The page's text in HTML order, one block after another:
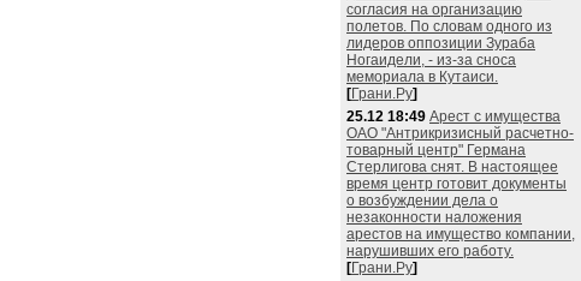
согласия на организацию
полетов. По словам одного из
лидеров оппозиции Зураба
Ногаидели, - из-за сноса
мемориала в Кутаиси.
[Грани.Ру]
25.12 18:49 Арест с имущества
ОАО "Антрикризисный расчетно-
товарный центр" Германа
Стерлигова снят. В настоящее
время центр готовит документы
о возбуждении дела о
незаконности наложения
арестов на имущество компании,
нарушивших его работу.
[Грани.Ру]